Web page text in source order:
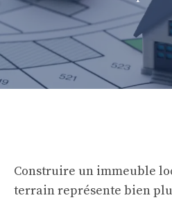
Construire un immeuble
terrain représente bien